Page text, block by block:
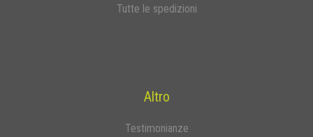
Tutte le spedizioni
Altro
Testimonianze